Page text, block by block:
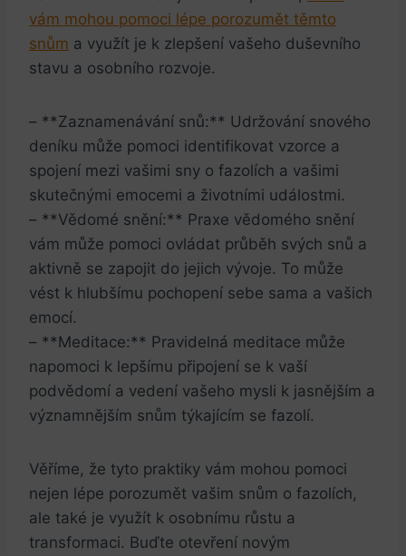
vám mohou pomoci lépe porozumět těmto
snům a využít je k zlepšení vašeho duševního
stavu a osobního rozvoje.
– **Zaznamenávání snů:** Udržování snového
deníku může pomoci identifikovat vzorce a
spojení mezi vašimi sny o fazolích a vašimi
skutečnými emocemi a životními událostmi.
– **Vědomé snění:** Praxe vědomého snění
vám může pomoci ovládat průběh svých snů a
aktivně se zapojit do jejich vývoje. To může
vést k hlubšímu pochopení sebe sama a vašich
emocí.
– **Meditace:** Pravidelná meditace může
napomoci k lepšímu připojení se k vaší
podvědomí a vedení vašeho mysli k jasnějším a
významnějším snům týkajícím se fazolí.
Věříme, že tyto praktiky vám mohou pomoci
nejen lépe porozumět vašim snům o fazolích,
ale také je využít k osobnímu růstu a
transformaci. Buďte otevření novým